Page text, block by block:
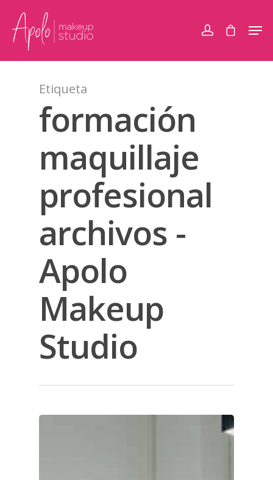
Etiqueta
formación
maquillaje
profesional
archivos -
Apolo
Makeup
Studio